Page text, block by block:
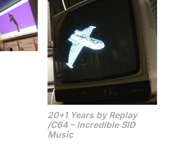
20+1 Years by Replay
/C64 – Incredible SID
Music